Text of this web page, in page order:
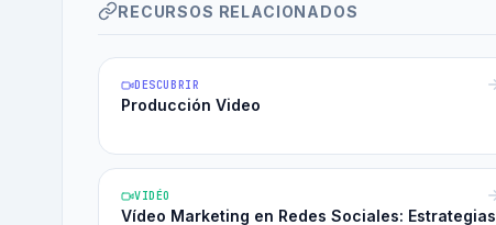
RECURSOS RELACIONADOS
DESCUBRIR
Producción Video
VIDÉO
Vídeo Marketing en Redes Sociales: Estrategias